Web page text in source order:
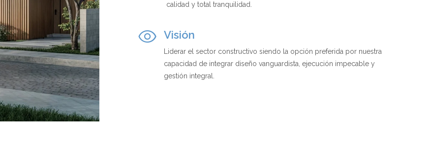
calidad y total tranquilidad.
Visión
Liderar el sector constructivo siendo la opción preferida por nuestra
capacidad de integrar diseño vanguardista, ejecución impecable y
gestión integral.